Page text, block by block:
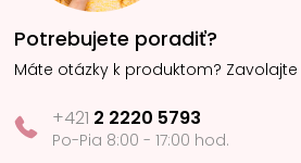
Potrebujete poradiť?
Máte otázky k produktom? Zavolajte
+421 2 2220 5793
Po-Pia 8:00 - 17:00 hod.